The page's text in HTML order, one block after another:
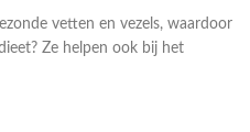
vetten en vezels, waardoor
Ze helpen ook bij het